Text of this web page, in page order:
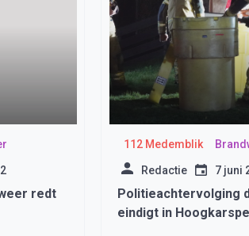
redt
112 Medemblik
Redactie 7 juni
Politieachtervolging
eindigt in Hoogkarspel